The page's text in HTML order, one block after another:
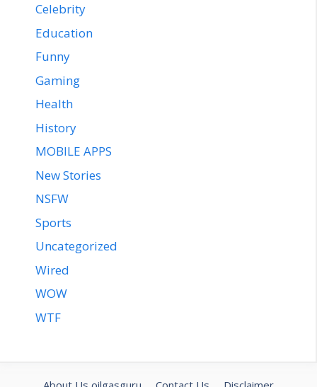
Celebrity
Education
Funny
Gaming
Health
History
MOBILE APPS
New Stories
NSFW
Sports
Uncategorized
Wired
WOW
WTF